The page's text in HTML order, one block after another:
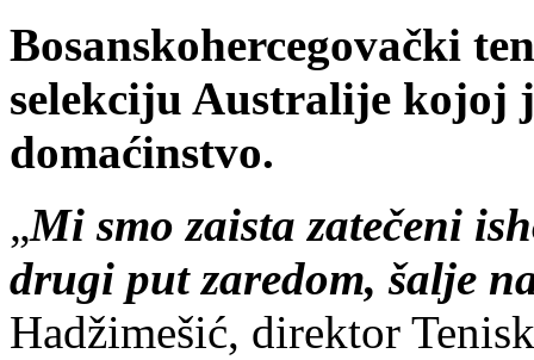
Bosanskohercegovački
selekciju Australije kojoj
domaćinstvo.
„Mi smo zaista zatečeni
drugi put zaredom, šalje
Hadžimešić, direktor